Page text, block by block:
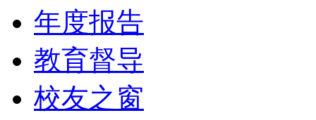
年度报告
教育督导
校友之窗